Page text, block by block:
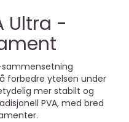
Ultra -
sammensetning
forbedre ytelsen under
mer stabilt og
PVA, med bred